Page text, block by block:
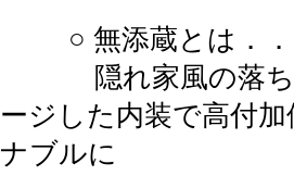
○ 無添蔵とは．．
隠れ家風の落ち着
ージした内装で高付
ナブルに